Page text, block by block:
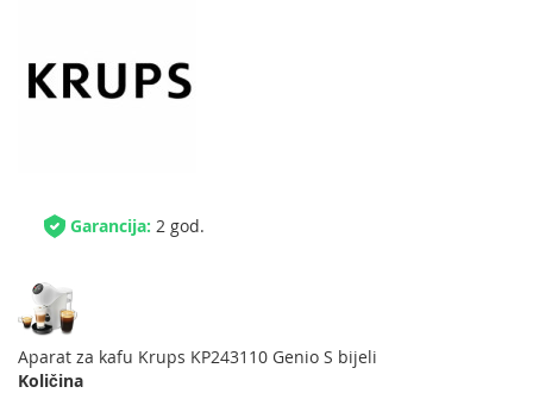
Garancija: 2 god.
Aparat za kafu Krups KP243110 Genio S bijeli
Količina